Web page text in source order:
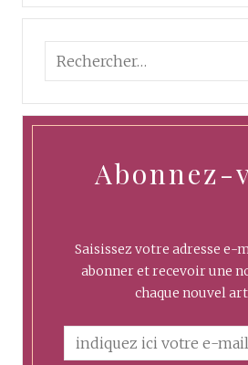
Abonnez-
Saisissez votre adresse e-
abonner et recevoir une
chaque nouvel